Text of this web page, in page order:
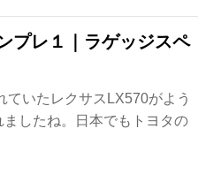
プレ１｜ラゲッジスペ
いたレクサスLX570がよう
したね。日本でもトヨタの